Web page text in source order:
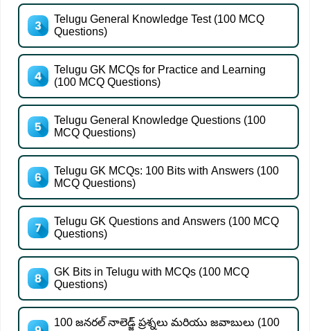
Telugu General Knowledge Test (100 MCQ
Questions)
Telugu GK MCQs for Practice and Learning
(100 MCQ Questions)
Telugu General Knowledge Questions (100
MCQ Questions)
Telugu GK MCQs: 100 Bits with Answers (100
MCQ Questions)
Telugu GK Questions and Answers (100 MCQ
Questions)
GK Bits in Telugu with MCQs (100 MCQ
Questions)
100 జనరల్ నాలెడ్జ్ ప్రశ్నలు మరియు జవాబులు (100